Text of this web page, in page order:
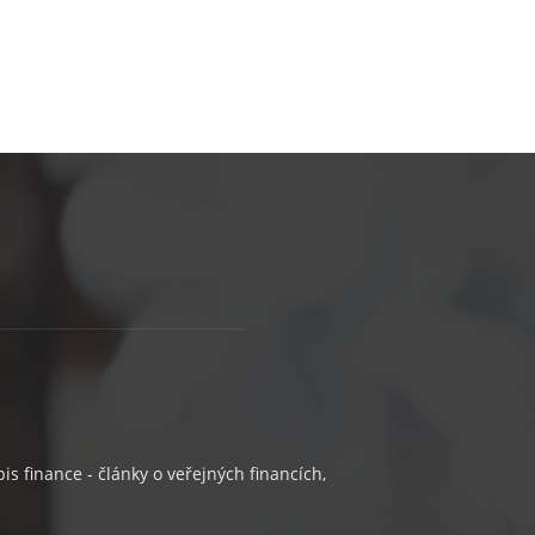
finance - články o veřejných financích,